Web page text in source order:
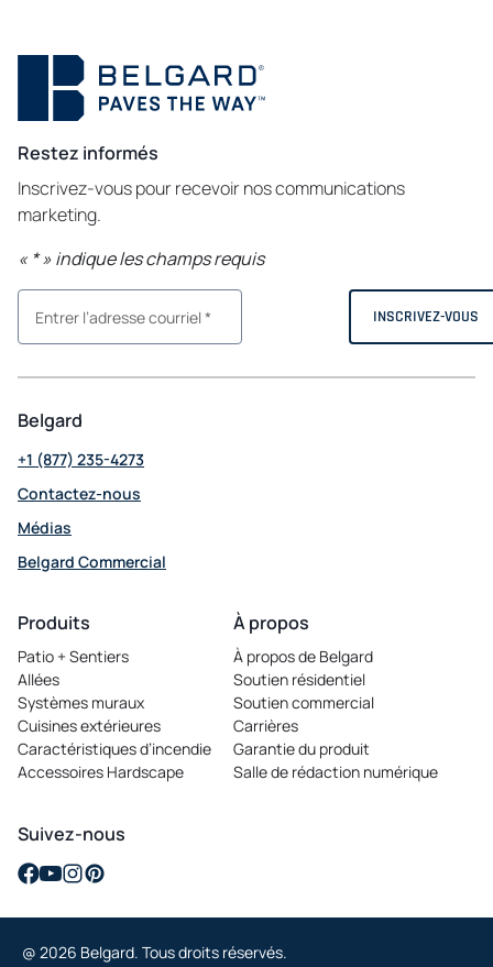
Restez informés
Inscrivez-vous pour recevoir nos communications
marketing.
« *» indique les champs requis
Belgard
+1 (877) 235-4273
Contactez-nous
Médias
Belgard Commercial
in
new
tab
Produits
Patio + Sentiers
Allées
Systèmes muraux
Cuisines extérieures
Caractéristiques d’incendie
Accessoires Hardscape
À propos
À propos de Belgard
Soutien résidentiel
Soutien commercial
Carrières
opens
in
a
Garantie du produit
Salle de rédaction numérique
Suivez-nous
opens
new
opens
new
opens
new
opens
new
@ 2026 Belgard. Tous droits réservés.